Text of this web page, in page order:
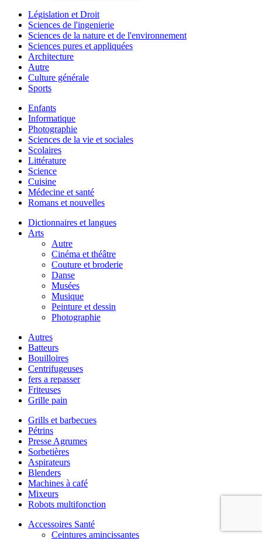
Législation et Droit
Sciences de l'ingenierie
Sciences de la nature et de l'environnement
Sciences pures et appliquées
Architecture
Autre
Culture générale
Sports
Enfants
Informatique
Photographie
Sciences de la vie et sociales
Scolaires
Littérature
Science
Cuisine
Médecine et santé
Romans et nouvelles
Dictionnaires et langues
Arts
Autre
Cinéma et théâtre
Couture et broderie
Danse
Musées
Musique
Peinture et dessin
Photographie
Autres
Batteurs
Bouilloires
Centrifugeuses
fers a repasser
Friteuses
Grille pain
Grills et barbecues
Pétrins
Presse Agrumes
Sorbetières
Aspirateurs
Blenders
Machines à café
Mixeurs
Robots multifonction
Accessoires Santé
Ceintures amincissantes